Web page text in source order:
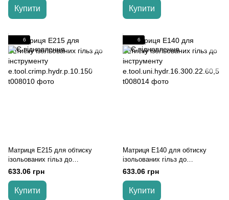
Купити Купити
6
Матриця Е215 для обтиску
ізольованих гільз до
інструменту
e.tool.crimp.hydr.p.10.150
633.06 грн
Купити
6
Матриця Е140 для обтиску
ізольованих гільз до
інструменту
e.tool.uni.hydr.16.300.22.60,5
633.06 грн
Купити